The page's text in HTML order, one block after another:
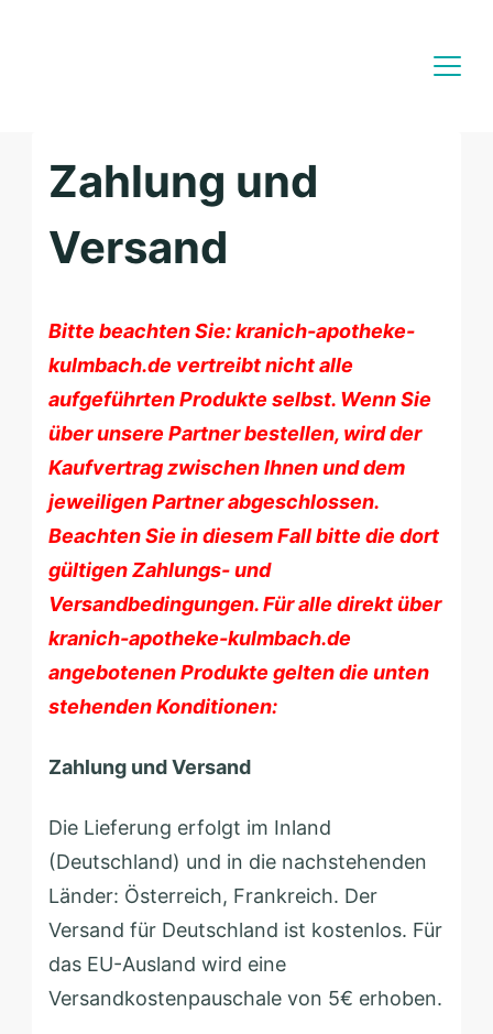
Zahlung und
Versand
Bitte beachten Sie: kranich-apotheke-
kulmbach.de vertreibt nicht alle
aufgeführten Produkte selbst. Wenn Sie
über unsere Partner bestellen, wird der
Kaufvertrag zwischen Ihnen und dem
jeweiligen Partner abgeschlossen.
Beachten Sie in diesem Fall bitte die dort
gültigen Zahlungs- und
Versandbedingungen. Für alle direkt über
kranich-apotheke-kulmbach.de
angebotenen Produkte gelten die unten
stehenden Konditionen:
Zahlung und Versand
Die Lieferung erfolgt im Inland
(Deutschland) und in die nachstehenden
Länder: Österreich, Frankreich. Der
Versand für Deutschland ist kostenlos. Für
das EU-Ausland wird eine
Versandkostenpauschale von 5€ erhoben.